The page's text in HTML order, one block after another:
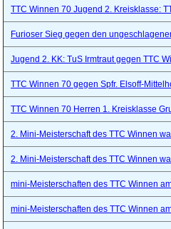
TTC Winnen 70 Jugend 2. Kreisklasse:
Furioser Sieg gegen den
Jugend 2. KK: TuS Irmtraut gegen TTC
TTC Winnen 70 gegen Spfr. Elsoff-
TTC Winnen 70 Herren 1. Kreisklasse
2. Mini-Meisterschaft des TTC Winnen
2. Mini-Meisterschaft des TTC Winnen
mini-Meisterschaften des TTC Winnen
mini-Meisterschaften des TTC Winnen